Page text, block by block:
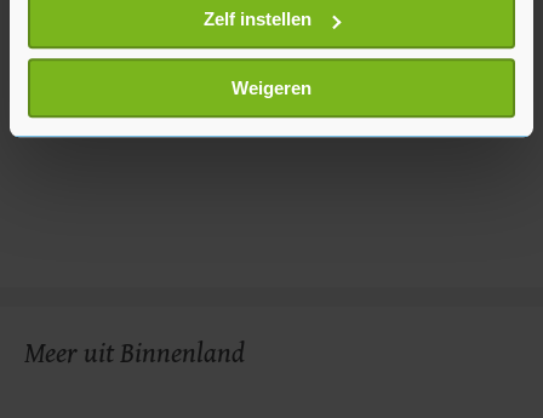
Uw apparaat identificeren door het actief te
scannen op specifieke eigenschappen (fingerprinting)
Lees meer over hoe uw persoonlijke gegevens worden
verwerkt en stel uw voorkeuren in het
U kunt uw toestemming op elk moment wijzigen of
Zelf instellen
Weigeren
Meer uit Binnenland